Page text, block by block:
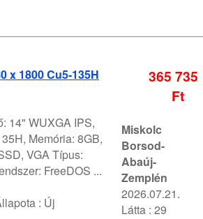
x 1800 Cu5-135H
14" WUXGA IPS,
Memória: 8GB,
VGA Típus:
FreeDOS ...
: Új
365 735
Ft
Miskolc
Borsod-
Abaúj-
Zemplén
2026.07.21.
Látta : 29